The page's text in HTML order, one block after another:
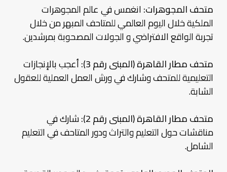
متحف المجوهرات:انغمس في عالم المجوهرات
الملكية خلال اليوم العالمي للمتاحف المبهر من خلال
تجربة الواقع الافتراضي و الجولات المصحوبة بمرشدين.
متحف مطار القاهرة (المبنى رقم 3):
أعجب بالإنجازات
التعليمية للمتحف وشارك في ورش العمل العملية للعقول
الشابة.
متحف مطار القاهرة (المبنى رقم 2):
شارك في
مناقشات حول التعليم والتراث ودور المتاحف في التعليم
الشامل.